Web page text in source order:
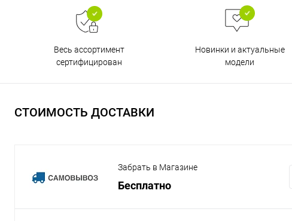
Весь ассортимент
сертифицирован
Новинки и актуальные
модели
СТОИМОСТЬ ДОСТАВКИ
Забрать в Магазине
Бесплатно